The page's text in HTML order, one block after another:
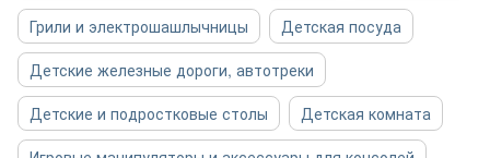
Грили и электрошашлычницы
Детская посуда
Детские железные дороги, автотреки
Детские и подростковые столы
Детская комната